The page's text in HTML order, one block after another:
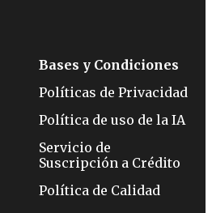
Bases y Condiciones
Políticas de Privacidad
Política de uso de la IA
Servicio de
Suscripción a Crédito
Política de Calidad